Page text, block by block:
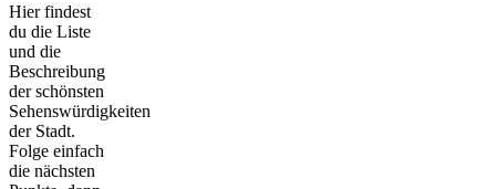
Hier findest
du die Liste
und die
Beschreibung
der schönsten
Sehenswürdigkeiten
der Stadt.
Folge einfach
die nächsten